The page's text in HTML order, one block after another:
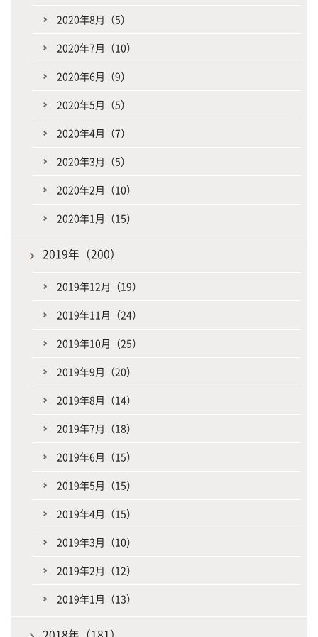
2020年8月（5）
2020年7月（10）
2020年6月（9）
2020年5月（5）
2020年4月（7）
2020年3月（5）
2020年2月（10）
2020年1月（15）
2019年（200）
2019年12月（19）
2019年11月（24）
2019年10月（25）
2019年9月（20）
2019年8月（14）
2019年7月（18）
2019年6月（15）
2019年5月（15）
2019年4月（15）
2019年3月（10）
2019年2月（12）
2019年1月（13）